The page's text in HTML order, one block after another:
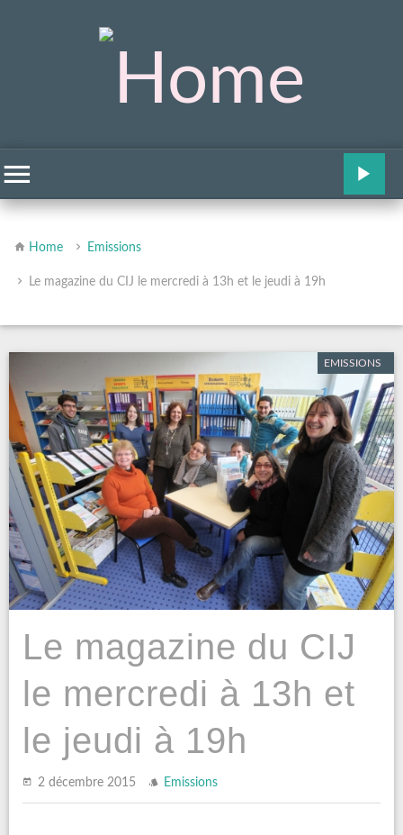
Home Emissions
Le magazine du CIJ le mercredi à 13h et le jeudi à 19h
EMISSIONS
Le magazine du CIJ
le mercredi à 13h et
le jeudi à 19h
2 décembre 2015 Emissions